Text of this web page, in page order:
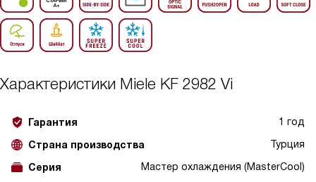
Характеристики Miele KF 2982 Vi
Гарантия 1 год
Страна производства Турция
Серия Мастер охлаждения (MasterCool)